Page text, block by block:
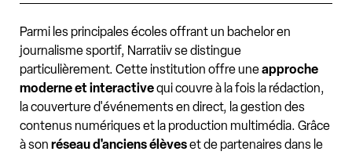
Parmi les principales écoles offrant un bachelor en
journalisme sportif, Narratiiv se distingue
particulièrement. Cette institution offre uneapproche
moderne et interactivequi couvre à la fois la rédaction,
la couverture d'événements en direct, la gestion des
contenus numériques et la production multimédia. Grâce
à son réseau d'anciens élèveset de partenaires dans le